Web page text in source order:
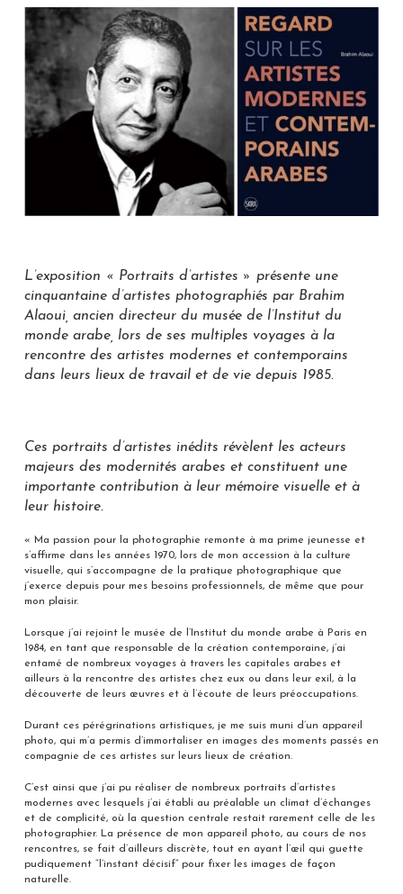
L’exposition « Portraits d’artistes » présente une
cinquantaine d’artistes photographiés par Brahim
Alaoui, ancien directeur du musée de l’Institut du
monde arabe, lors de ses multiples voyages à la
rencontre des artistes modernes et contemporains
dans leurs lieux de travail et de vie depuis 1985.
Ces portraits d’artistes inédits révèlent les acteurs
majeurs des modernités arabes et constituent une
importante contribution à leur mémoire visuelle et à
leur histoire.
« Ma passion pour la photographie remonte à ma prime jeunesse et
s’affirme dans les années 1970, lors de mon accession à la culture
visuelle, qui s’accompagne de la pratique photographique que
j’exerce depuis pour mes besoins professionnels, de même que pour
mon plaisir.
Lorsque j’ai rejoint le musée de l’Institut du monde arabe à Paris en
1984, en tant que responsable de la création contemporaine, j’ai
entamé de nombreux voyages à travers les capitales arabes et
ailleurs à la rencontre des artistes chez eux ou dans leur exil, à la
découverte de leurs œuvres et à l’écoute de leurs préoccupations.
Durant ces pérégrinations artistiques, je me suis muni d’un appareil
photo, qui m’a permis d’immortaliser en images des moments passés en
compagnie de ces artistes sur leurs lieux de création.
C’est ainsi que j’ai pu réaliser de nombreux portraits d’artistes
modernes avec lesquels j’ai établi au préalable un climat d’échanges
et de complicité, où la question centrale restait rarement celle de les
photographier. La présence de mon appareil photo, au cours de nos
rencontres, se fait d’ailleurs discrète, tout en ayant l’œil qui guette
pudiquement “l’instant décisif” pour fixer les images de façon
naturelle.